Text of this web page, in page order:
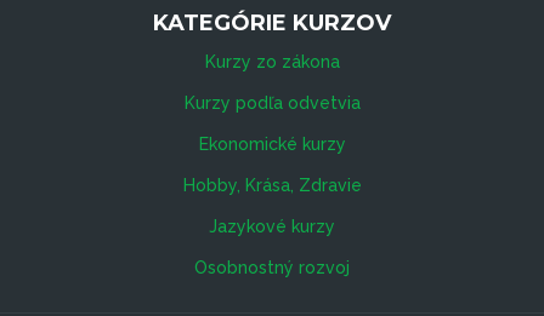
KATEGÓRIE KURZOV
Kurzy zo zákona
Kurzy podľa odvetvia
Ekonomické kurzy
Hobby, Krása, Zdravie
Jazykové kurzy
Osobnostný rozvoj